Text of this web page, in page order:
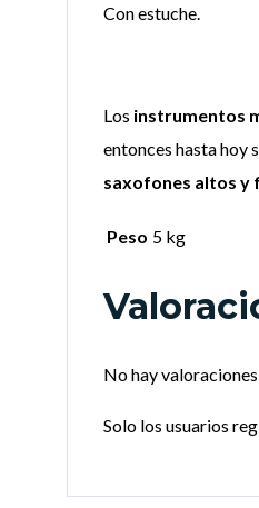
Con estuche.
Los instrumentos
entonces hasta hoy
saxofones altos y
Peso 5 kg
No hay valoraciones
Solo los usuarios